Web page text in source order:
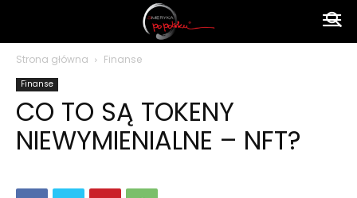
Strona główna Finanse
Finanse
CO TO SĄ TOKENY
NIEWYMIENIALNE – NFT?